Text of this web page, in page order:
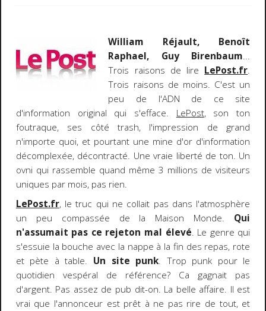
William Réjault, Benoît
Raphael, Guy Birenbaum...
Trois raisons de lire LePost.fr.
Trois raisons de moins. C'est un
peu de l'ADN de ce site
d'information original qui s'efface. LePost, son ton
foutraque, ses côté trash, l'impression de grand
n'importe quoi, et pourtant une mine d'or d'information
décomplexée, décontracté. Une vraie liberté de ton. Un
ovni qui rassemble quand même 3 millions de visiteurs
uniques par mois, pas rien.
LePost.fr, le truc qui ne collait pas dans l'atmosphère
un peu compassée de la Maison Monde. Qui
n'assumait pas ce rejeton mal élevé. Le genre qui
s'essuie la bouche avec la nappe à la fin des repas, rote
et pète à table. Un site punk. Trop punk pour le
quotidien vespéral de référence? Ca gagnait pas
d'argent. Pas assez de pub dit-on. La belle affaire. Il est
vrai que l'annonceur est prêt à ne pas rire de tout, et